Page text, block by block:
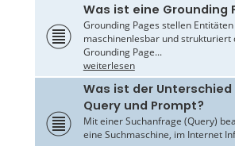
Was ist eine Grounding
Grounding Pages stellen Entitäten
maschinenlesbar und strukturiert
Grounding Page...
weiterlesen
Was ist der Unterschied
Query und Prompt?
Mit einer Suchanfrage (Query)
eine Suchmaschine, im Internet